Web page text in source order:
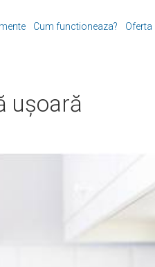
Cum functioneaza? Oferta
ușoară